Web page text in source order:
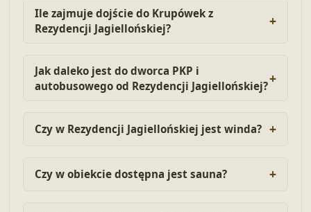
Ile zajmuje dojście do Krupówek z
Rezydencji Jagiellońskiej?
Jak daleko jest do dworca PKP i
autobusowego od Rezydencji Jagiellońskiej?
Czy w Rezydencji Jagiellońskiej jest winda?
Czy w obiekcie dostępna jest sauna?